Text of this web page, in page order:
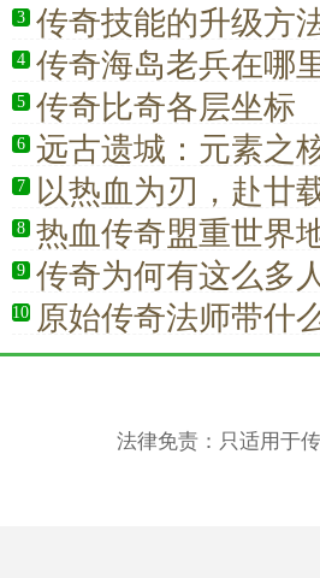
3 传奇技能的升级方
4 传奇海岛老兵在哪
5 传奇比奇各层坐标
6 远古遗城：元素之
7 以热血为刃，赴廿
8 热血传奇盟重世界
9 传奇为何有这么多
10 原始传奇法师带什
法律免责：只适用于